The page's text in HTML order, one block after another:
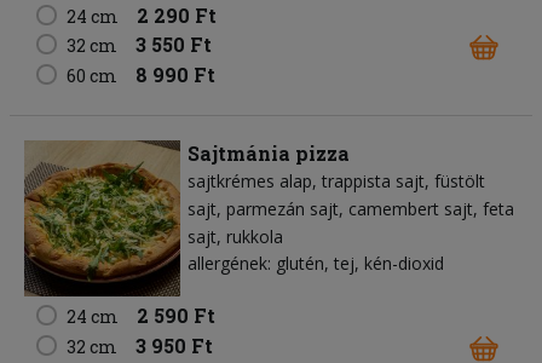
24 cm 2 290 Ft
32 cm 3 550 Ft
60 cm 8 990 Ft
Sajtmánia pizza
sajtkrémes alap trappista sajt füstölt
sajt parmezán sajt camembert sajt feta
sajt rukkola
allergének: glutén, tej, kén-dioxid
24 cm 2 590 Ft
32 cm
3 950 Ft